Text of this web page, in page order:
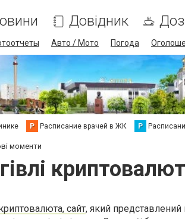
Довідник
Авто / Мото Погода
Р Расписание врачей в ЖК Р
моменти
сайт, який